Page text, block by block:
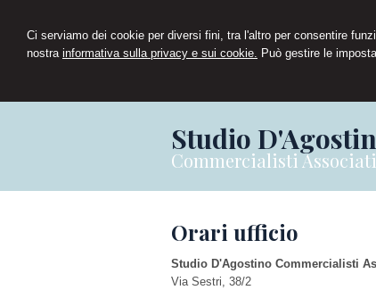
Ci serviamo dei cookie per diversi fini, tra l'altro per consentire
nostra informativa sulla privacy e sui cookie. Può gestire le
Studio
Commercialisti Associati
Orari ufficio
Studio D'Agostino Commercialisti
Via Sestri, 38/2